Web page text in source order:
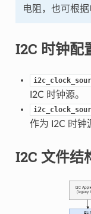
电阻，也可根据
I2C 时钟配
I2C 时钟源。
作为 I2C 时钟
I2C 文件结